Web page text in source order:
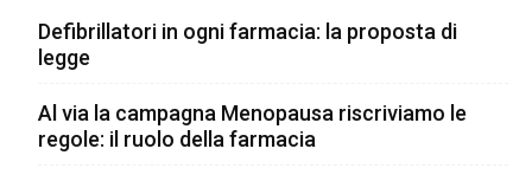
Defibrillatori in ogni farmacia: la proposta di
legge
Al via la campagna Menopausa riscriviamo le
regole: il ruolo della farmacia